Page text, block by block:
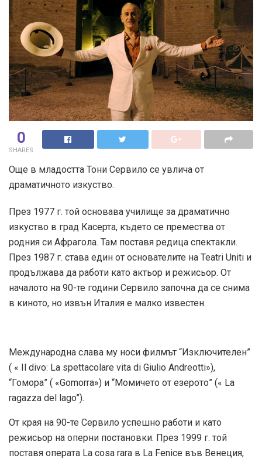
0
SHARES
Още в младостта Тони Сервило се увлича от
драматичното изкуство.
През 1977 г. той основава училище за драматично
изкуство в град Касерта, където се премества от
родния си Афрагола. Там поставя редица спектакли.
През 1987 г. става един от основателите на Teatri Uniti и
продължава да работи като актьор и режисьор. От
началото на 90-те години Сервило започна да се снима
в киното, но извън Италия е малко известен.
Международна слава му носи филмът “Изключителен”
( « Il divo: La spettacolare vita di Giulio Andreotti»),
“Гомора” ( «Gomorra») и “Момичето от езерото” (« La
ragazza del lago”).
От края на 90-те Сервило успешно работи и като
режисьор на оперни постановки. През 1999 г. той
поставя операта La cosa rara в La Fenice във Венеция,